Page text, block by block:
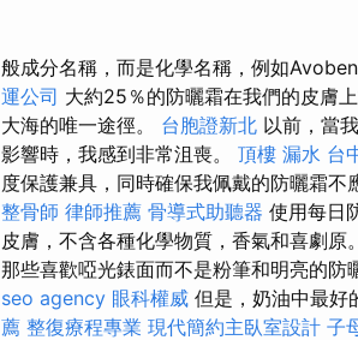
般成分名稱，而是化學名稱，例如
運公司 大約25％的防曬霜在我們的皮膚
大海的唯一途徑。 台胞證新北 以前，當
影響時，我感到非常沮喪。 頂樓 漏水 台
度保護兼具，同時確保我佩戴的防曬霜不
整骨師 律師推薦 骨導式助聽器 使用每日
皮膚，不含各種化學物質，香氣和喜劇原
那些喜歡啞光錶面而不是粉筆和明亮的防
seo agency 眼科權威 但是，奶油中最好
薦 整復療程專業 現代簡約主臥室設計 子